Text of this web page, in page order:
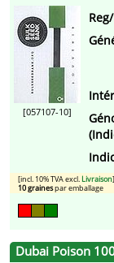
[057107-10]
[incl. 10% TVA excl. Livraison]
10 grainespar emballage
Dubai Poison